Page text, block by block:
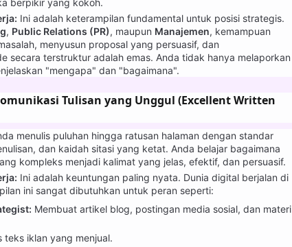
berpikir yang kokoh.
Ini adalah keterampilan fundamental untuk posisi strategis.
, Public Relations (PR), maupun Manajemen, kemampuan
menyusun proposal yang persuasif, dan
secara terstruktur adalah emas. Anda tidak hanya melaporkan
"mengapa" dan "bagaimana".
Tulisan yang Unggul (Excellent Written
menulis puluhan hingga ratusan halaman dengan standar
dan kaidah sitasi yang ketat. Anda belajar bagaimana
kompleks menjadi kalimat yang jelas, efektif, dan persuasif.
Ini adalah keuntungan paling nyata. Dunia digital berjalan di
ini sangat dibutuhkan untuk peran seperti:
Membuat artikel blog, postingan media sosial, dan materi
teks iklan yang menjual.